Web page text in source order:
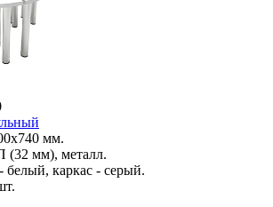
мм.
мм), металл.
белый, каркас - серый.